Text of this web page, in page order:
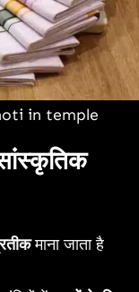
in temple
माना जाता है